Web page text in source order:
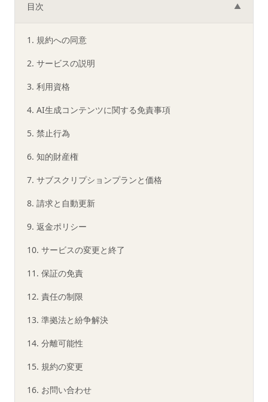
目次 ▲
1. 規約への同意
2. サービスの説明
3. 利用資格
4. AI生成コンテンツに関する免責事項
5. 禁止行為
6. 知的財産権
7. サブスクリプションプランと価格
8. 請求と自動更新
9. 返金ポリシー
10. サービスの変更と終了
11. 保証の免責
12. 責任の制限
13. 準拠法と紛争解決
14. 分離可能性
15. 規約の変更
16. お問い合わせ